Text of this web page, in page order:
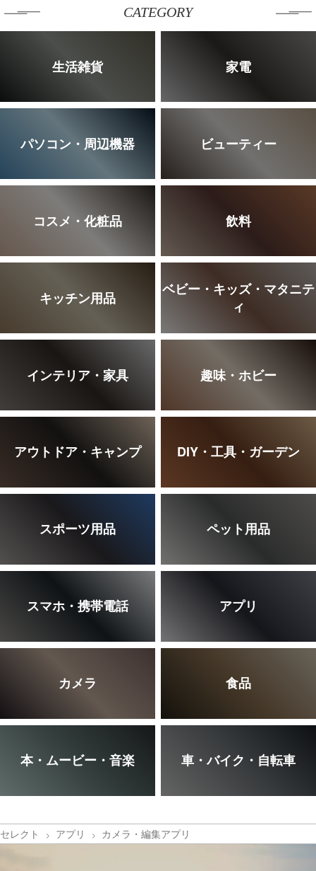
CATEGORY
生活雑貨 家電
パソコン・周辺機器 ビューティー
コスメ・化粧品 飲料
キッチン用品
ベビー・キッズ・マタニテ
ィ
インテリア・家具 趣味・ホビー
アウトドア・キャンプ DIY・工具・ガーデン
スポーツ用品 ペット用品
スマホ・携帯電話 アプリ
カメラ 食品
本・ムービー・音楽 車・バイク・自転車
セレクト アプリ カメラ・編集アプリ